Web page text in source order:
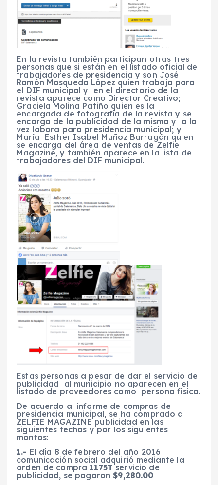
En la revista también participan otras tres
personas que si están en el listado oficial de
trabajadores de presidencia y son José
Ramón Mosqueda López quien trabaja para
el DIF municipal y en el directorio de la
revista aparece como Director Creativo;
Graciela Molina Patiño quien es la
encargada de fotografía de la revista y se
encarga de la publicidad de la misma y a la
vez labora para presidencia municipal; y
María Esther Isabel Muñoz Barragán quien
se encarga del área de ventas de Zelfie
Magazine, y también aparece en la lista de
trabajadores del DIF municipal.
Estas personas a pesar de dar el servicio de
publicidad al municipio no aparecen en el
listado de proveedores como persona física.
De acuerdo al informe de compras de
presidencia municipal, se ha comprado a
ZELFIE MAGAZINE publicidad en las
siguientes fechas y por los siguientes
montos:
1.- El día 8 de febrero del año 2016
comunicación social adquirió mediante la
orden de compra 1175Tservicio de
publicidad, se pagaron $9,280.00